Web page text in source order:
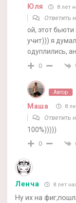
Юля 8 лет
Ответить
ой, этот бьюти
учит))) я
одуплились,
0
Автор
Маша 8
Ответить
100%)))))
0
Ленча 8 лет
Ну их на